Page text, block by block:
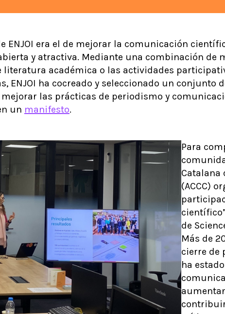
ENJOI era el de mejorar la comunicación
y atractiva. Mediante una combinación de
literatura académica o las actividades
ENJOI ha cocreado y seleccionado un conjunto
mejorar las prácticas de periodismo y
un manifesto.
Para
Catalana
(ACCC)
de
Más de
cierre de
ha